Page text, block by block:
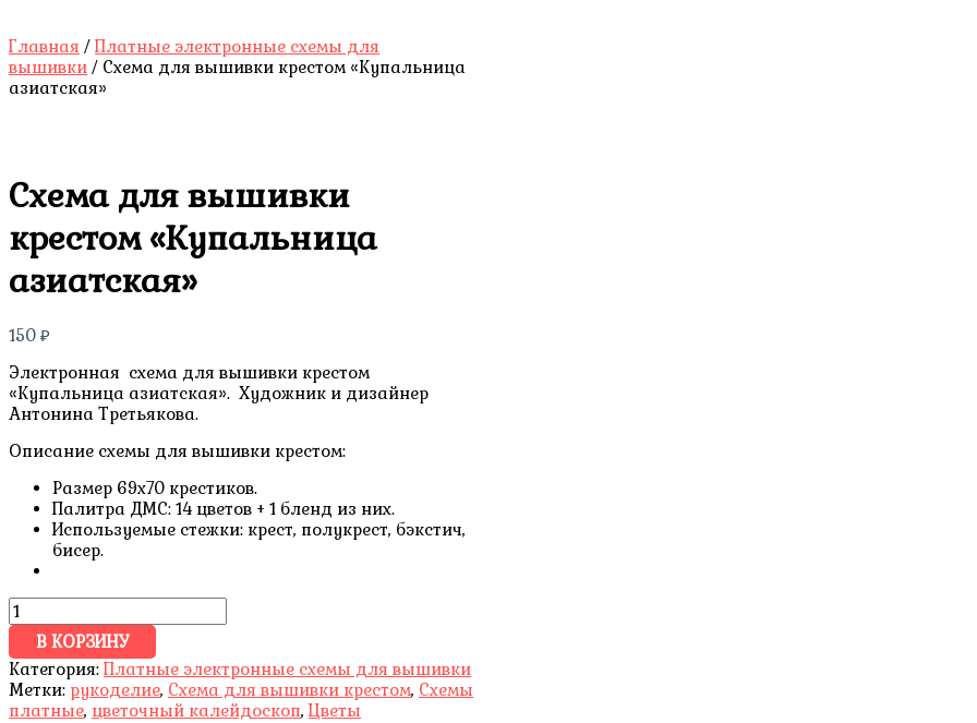
Главная / Платные электронные схемы для
вышивки / Схема для вышивки крестом «Купальница
азиатская»
Схема для вышивки
крестом «Купальница
азиатская»
150 ₽
Электронная схема для вышивки крестом
«Купальница азиатская». Художник и дизайнер
Антонина Третьякова.
Описание схемы для вышивки крестом:
Размер 69х70 крестиков.
Палитра ДМС: 14 цветов + 1 бленд из них.
Используемые стежки: крест, полукрест, бэкстич,
бисер.
В КОРЗИНУ
Категория: Платные электронные схемы для вышивки
Метки: рукоделие, Схема для вышивки крестом, Схемы
платные, цветочный калейдоскоп,Цветы